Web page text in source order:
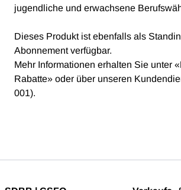
jugendliche und erwachsene
Dieses Produkt ist ebenfalls als
Abonnement verfügbar.
Mehr Informationen erhalten Sie unter
Rabatte» oder über unseren
001).